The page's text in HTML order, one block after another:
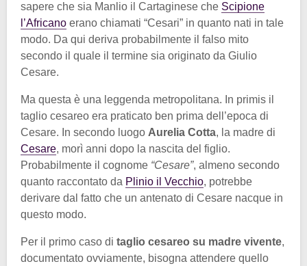
sapere che sia Manlio il Cartaginese che Scipione
l’Africano erano chiamati “Cesari” in quanto nati in tale
modo. Da qui deriva probabilmente il falso mito
secondo il quale il termine sia originato da Giulio
Cesare.
Ma questa è una leggenda metropolitana. In primis il
taglio cesareo era praticato ben prima dell’epoca di
Cesare. In secondo luogo Aurelia Cotta, la madre di
Cesare, morì anni dopo la nascita del figlio.
Probabilmente il cognome “Cesare”, almeno secondo
quanto raccontato da Plinio il Vecchio, potrebbe
derivare dal fatto che un antenato di Cesare nacque in
questo modo.
Per il primo caso di taglio cesareo su madre vivente,
documentato ovviamente, bisogna attendere quello